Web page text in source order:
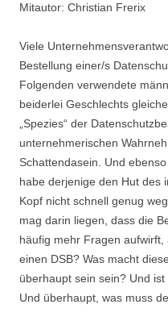
Mitautor: Christian Frerix
Viele
Bestellung einer/s
Folgenden verwendete
beiderlei Geschlechts
„Spezies“ der
unternehmerischen
Schattendasein. Und
habe derjenige den Hut des
Kopf nicht schnell genug
mag darin liegen, dass die
häufig mehr Fragen
einen DSB? Was macht
überhaupt sein sein? Und
Und überhaupt, was muss